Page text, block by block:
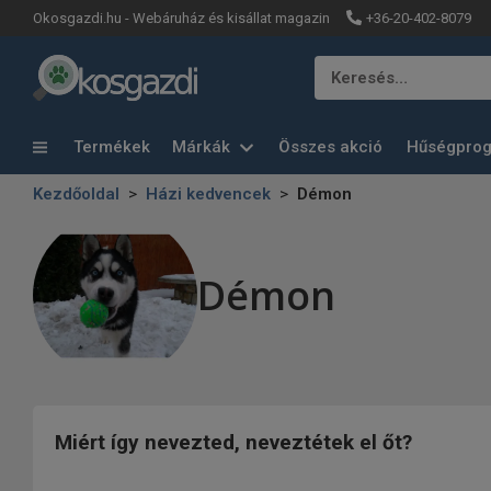
Okosgazdi.hu - Webáruház és kisállat magazin +36-20-402-8079
Keresés…
Termékek Márkák Összes akció
Kezdőoldal Házi kedvencek Démon
Démon
Miért így nevezted, neveztétek el őt?